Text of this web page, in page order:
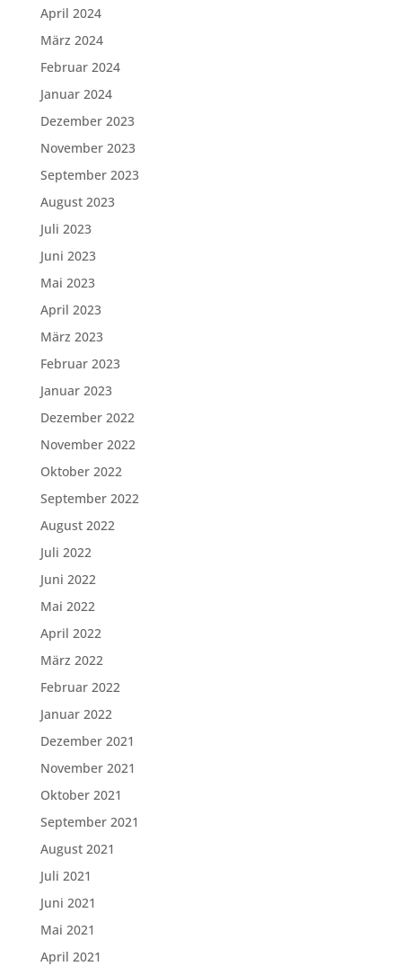
April 2024
März 2024
Februar 2024
Januar 2024
Dezember 2023
November 2023
September 2023
August 2023
Juli 2023
Juni 2023
Mai 2023
April 2023
März 2023
Februar 2023
Januar 2023
Dezember 2022
November 2022
Oktober 2022
September 2022
August 2022
Juli 2022
Juni 2022
Mai 2022
April 2022
März 2022
Februar 2022
Januar 2022
Dezember 2021
November 2021
Oktober 2021
September 2021
August 2021
Juli 2021
Juni 2021
Mai 2021
April 2021